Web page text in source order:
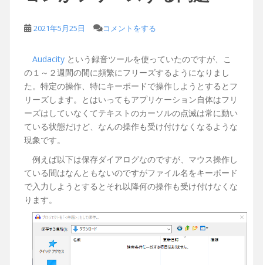
2021年5月25日 コメントをする
Audacity という録音ツールを使っていたのですが、こ
の１～２週間の間に頻繁にフリーズするようになりまし
た。特定の操作、特にキーボードで操作しようとするとフ
リーズします。とはいってもアプリケーション自体はフリ
ーズはしていなくてテキストのカーソルの点滅は常に動い
ている状態だけど、なんの操作も受け付けなくなるような
現象です。
例えば以下は保存ダイアログなのですが、マウス操作し
ている間はなんともないのですがファイル名をキーボード
で入力しようとするとそれ以降何の操作も受け付けなくな
ります。